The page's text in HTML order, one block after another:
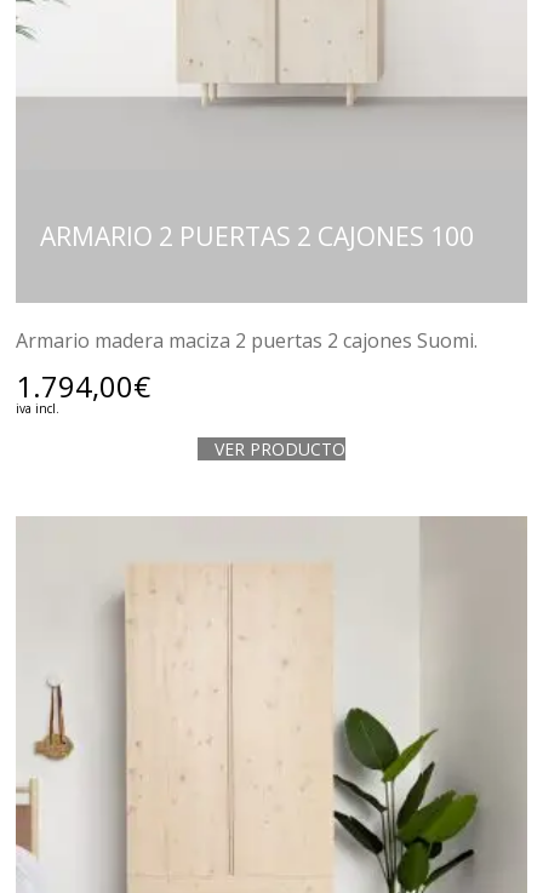
ARMARIO 2 PUERTAS 2 CAJONES 100
Armario madera maciza 2 puertas 2 cajones Suomi.
1.794,00€
iva incl.
VER PRODUCTO